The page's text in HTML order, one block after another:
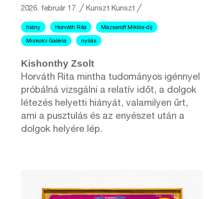
2026. február 17. ╱Kunszt Kunszt ╱
hiány Horváth Rita Mazsaroff Miklós-díj
Miskolci Galéria nyílás
Kishonthy Zsolt
Horváth Rita mintha tudományos igénnyel
próbálná vizsgálni a relatív időt, a dolgok
létezés helyetti hiányát, valamilyen űrt,
ami a pusztulás és az enyészet után a
dolgok helyére lép.